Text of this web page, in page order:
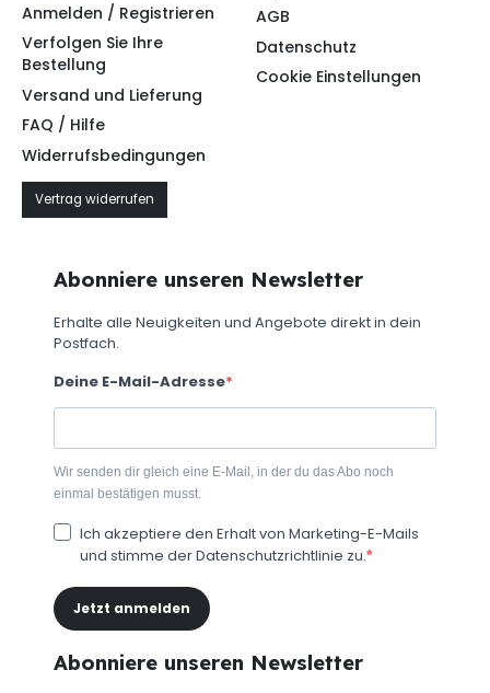
Anmelden / Registrieren
Verfolgen Sie Ihre
Bestellung
Versand und Lieferung
FAQ / Hilfe
Widerrufsbedingungen
Vertrag widerrufen
AGB
Datenschutz
Cookie Einstellungen
Abonniere unseren Newsletter
Erhalte alle Neuigkeiten und Angebote direkt in dein
Postfach.
Deine E-Mail-Adresse
Wir senden dir gleich eine E-Mail, in der du das Abo noch
einmal bestätigen musst.
Ich akzeptiere den Erhalt von Marketing-E-Mails
und stimme der Datenschutzrichtlinie zu.
Jetzt anmelden
Abonniere unseren Newsletter